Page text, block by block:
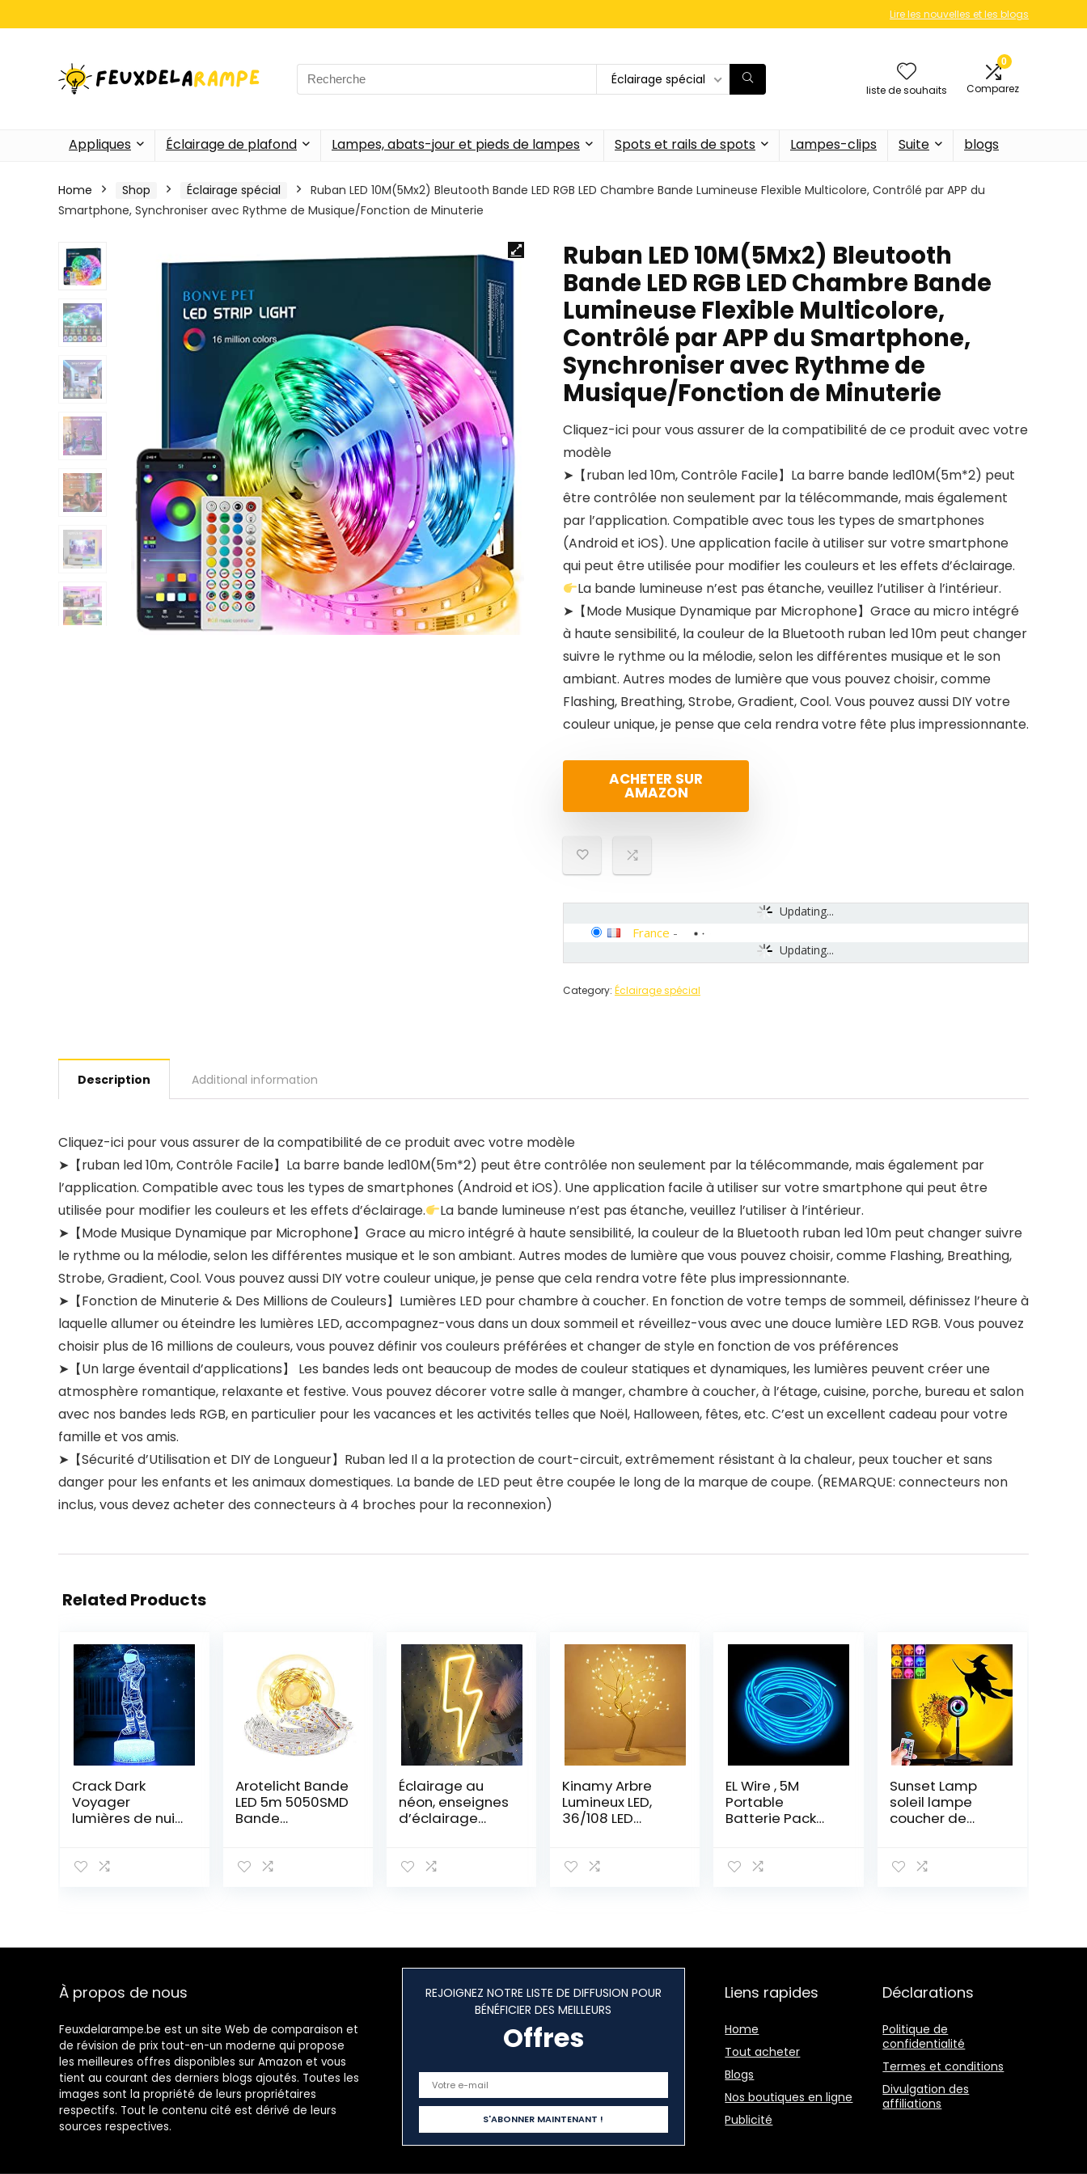
Lire les nouvelles et les blogs
Search
for:
Éclairage spécial
liste de souhaits
0
Comparez
Appliques Éclairage de plafond Lampes, abats-jour et pieds de lampes Spots et rails de spots Lampes-clips Suite blogs
Home Shop Éclairage spécial
Ruban LED 10M(5Mx2) Bleutooth Bande LED RGB LED Chambre Bande Lumineuse Flexible Multicolore, Contrôlé par APP du
Smartphone, Synchroniser avec Rythme de Musique/Fonction de Minuterie
Ruban LED 10M(5Mx2) Bleutooth
Bande LED RGB LED Chambre Bande
Lumineuse Flexible Multicolore,
Contrôlé par APP du Smartphone,
Synchroniser avec Rythme de
Musique/Fonction de Minuterie
Cliquez-ici pour vous assurer de la compatibilité de ce produit avec votre
modèle
➤【ruban led 10m, Contrôle Facile】La barre bande led10M(5m*2) peut
être contrôlée non seulement par la télécommande, mais également
par l’application. Compatible avec tous les types de smartphones
(Android et iOS). Une application facile à utiliser sur votre smartphone
qui peut être utilisée pour modifier les couleurs et les effets d’éclairage.
La bande lumineuse n’est pas étanche, veuillez l’utiliser à l’intérieur.
➤【Mode Musique Dynamique par Microphone】Grace au micro intégré
à haute sensibilité, la couleur de la Bluetooth ruban led 10m peut changer
suivre le rythme ou la mélodie, selon les différentes musique et le son
ambiant. Autres modes de lumière que vous pouvez choisir, comme
Flashing, Breathing, Strobe, Gradient, Cool. Vous pouvez aussi DIY votre
couleur unique, je pense que cela rendra votre fête plus impressionnante.
ACHETER SUR
AMAZON
Updating...
Updating...
France -
Category: Éclairage spécial
Description Additional information
Cliquez-ici pour vous assurer de la compatibilité de ce produit avec votre modèle
➤【ruban led 10m, Contrôle Facile】La barre bande led10M(5m*2) peut être contrôlée non seulement par la télécommande, mais également par
l’application. Compatible avec tous les types de smartphones (Android et iOS). Une application facile à utiliser sur votre smartphone qui peut être
utilisée pour modifier les couleurs et les effets d’éclairage.
La bande lumineuse n’est pas étanche, veuillez l’utiliser à l’intérieur.
➤【Mode Musique Dynamique par Microphone】Grace au micro intégré à haute sensibilité, la couleur de la Bluetooth ruban led 10m peut changer suivre
le rythme ou la mélodie, selon les différentes musique et le son ambiant. Autres modes de lumière que vous pouvez choisir, comme Flashing, Breathing,
Strobe, Gradient, Cool. Vous pouvez aussi DIY votre couleur unique, je pense que cela rendra votre fête plus impressionnante.
➤【Fonction de Minuterie & Des Millions de Couleurs】Lumières LED pour chambre à coucher. En fonction de votre temps de sommeil, définissez l’heure à
laquelle allumer ou éteindre les lumières LED, accompagnez-vous dans un doux sommeil et réveillez-vous avec une douce lumière LED RGB. Vous pouvez
choisir plus de 16 millions de couleurs, vous pouvez définir vos couleurs préférées et changer de style en fonction de vos préférences
➤【Un large éventail d’applications】 Les bandes leds ont beaucoup de modes de couleur statiques et dynamiques, les lumières peuvent créer une
atmosphère romantique, relaxante et festive. Vous pouvez décorer votre salle à manger, chambre à coucher, à l’étage, cuisine, porche, bureau et salon
avec nos bandes leds RGB, en particulier pour les vacances et les activités telles que Noël, Halloween, fêtes, etc. C’est un excellent cadeau pour votre
famille et vos amis.
➤【Sécurité d’Utilisation et DIY de Longueur】Ruban led Il a la protection de court-circuit, extrêmement résistant à la chaleur, peux toucher et sans
danger pour les enfants et les animaux domestiques. La bande de LED peut être coupée le long de la marque de coupe. (REMARQUE: connecteurs non
inclus, vous devez acheter des connecteurs à 4 broches pour la reconnexion)
Related Products
Crack Dark
Voyager
lumières de nuit
de Table de
Cadeau
Arotelicht Bande
LED 5m 5050SMD
Bande
blanche chaude
adhésives
intérieure
Éclairage au
néon, enseignes
d’éclairage
enfants,Décorat
d’enfants, Salon,
Décoration de
(blanc chaud)
Kinamy Arbre
Lumineux LED,
36/108 LED
Branches
la décoration
de fête de
EL Wire , 5M
Portable
Batterie Pack
Glowing Rope
mètres, blue)
Sunset Lamp
soleil lampe
coucher de
Projecteur Light
Convient pour
Fête Salon
À propos de nous
Feuxdelarampe.be est un site Web de comparaison et
de révision de prix tout-en-un moderne qui propose
les meilleures offres disponibles sur Amazon et vous
tient au courant des derniers blogs ajoutés. Toutes les
images sont la propriété de leurs propriétaires
respectifs. Tout le contenu cité est dérivé de leurs
sources respectives.
REJOIGNEZ NOTRE LISTE DE DIFFUSION POUR
BÉNÉFICIER DES MEILLEURS
Offres
Liens rapides
Home
Tout acheter
Blogs
Nos boutiques en ligne
Publicité
Déclarations
Politique de
confidentialité
Termes et conditions
Divulgation des
affiliations